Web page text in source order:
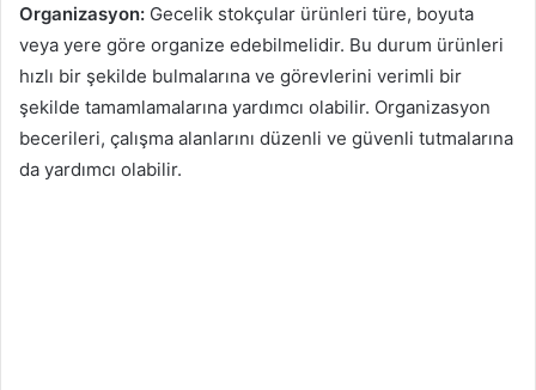
Organizasyon: Gecelik stokçular ürünleri türe, boyuta
veya yere göre organize edebilmelidir. Bu durum ürünleri
hızlı bir şekilde bulmalarına ve görevlerini verimli bir
şekilde tamamlamalarına yardımcı olabilir. Organizasyon
becerileri, çalışma alanlarını düzenli ve güvenli tutmalarına
da yardımcı olabilir.